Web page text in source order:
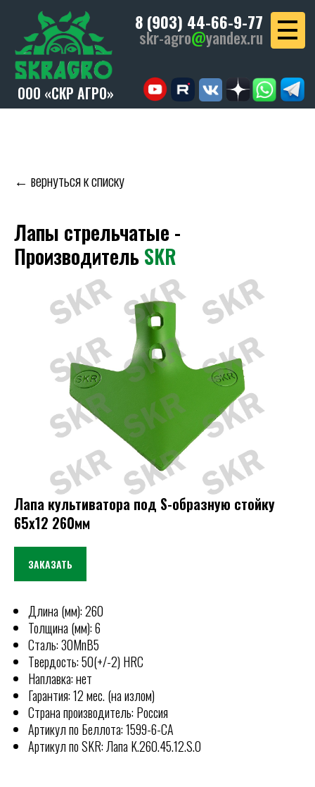
8 (903) 44-66-9-77
skr-agro@ yandex.ru
ООО «СКР АГРО»
← вернуться к списку
Лапы стрельчатые -
ПроизводительSKR
Лапа культиватора под S-образную стойку
65х12 260мм
ЗАКАЗАТЬ
Длина (мм): 260
Толщина (мм): 6
Сталь: 30MnB5
Твердость: 50(+/-2) HRC
Наплавка: нет
Гарантия: 12 мес. (на излом)
Страна производитель: Россия
Артикул по Беллота: 1599-6-СА
Артикул по SKR: Лапа K.260.45.12.S.0